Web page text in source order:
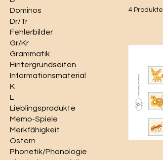
Dominos
Dr/Tr
Fehlerbilder
Gr/Kr
Grammatik
Hintergrundseiten
Informationsmaterial
K
L
Lieblingsprodukte
Memo-Spiele
Merkfähigkeit
Ostern
Phonetik/Phonologie
4 Produkte